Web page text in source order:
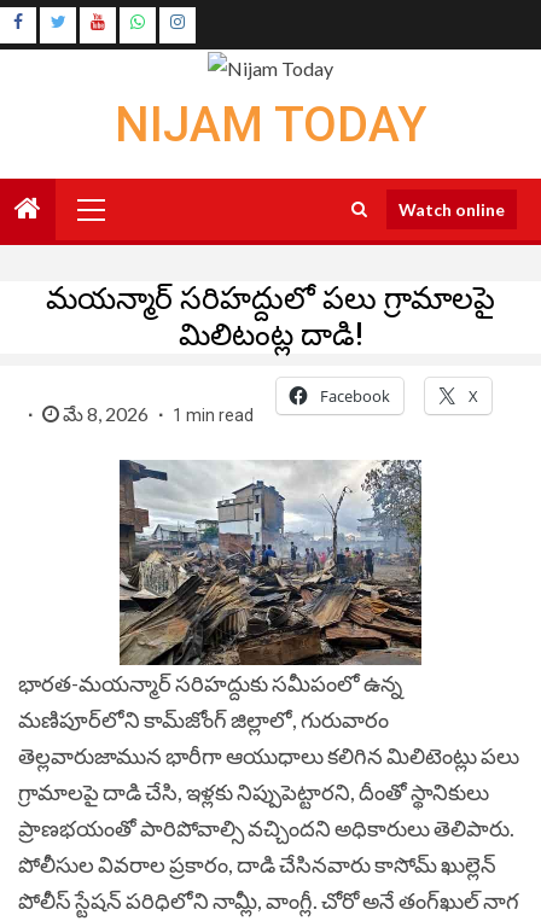
Skip
to
Instagram
NIJAM TODAY
Menu
Watch online
మయన్మార్ సరిహద్దులో పలు గ్రామాలపై
మిలిటంట్ల దాడి!
మే 8, 2026 1 min read
Facebook X
భారత-మయన్మార్ సరిహద్దుకు సమీపంలో ఉన్న
మణిపూర్‌లోని కామ్‌జోంగ్ జిల్లాలో, గురువారం
తెల్లవారుజామున భారీగా ఆయుధాలు కలిగిన మిలిటెంట్లు పలు
గ్రామాలపై దాడి చేసి, ఇళ్లకు నిప్పుపెట్టారని, దీంతో స్థానికులు
ప్రాణభయంతో పారిపోవాల్సి వచ్చిందని అధికారులు తెలిపారు.
పోలీసుల వివరాల ప్రకారం, దాడి చేసినవారు కాసోమ్ ఖుల్లెన్
పోలీస్ స్టేషన్ పరిధిలోని నామ్లీ, వాంగ్లీ. చోరో అనే తంగ్‌ఖుల్ నాగ